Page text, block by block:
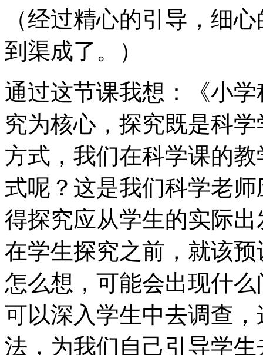
（经过精心的引导，细
到渠成了。）
通过这节课我想：《小
究为核心，探究既是科
方式，我们在科学课的
式呢？这是我们科学老
得探究应从学生的实际
在学生探究之前，就该
怎么想，可能会出现什
可以深入学生中去调查
法，为我们自己引导学